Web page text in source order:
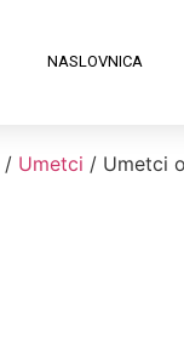
NASLOVNICA
/ Umetci / Umetci